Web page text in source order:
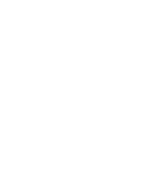
Soul Reaver